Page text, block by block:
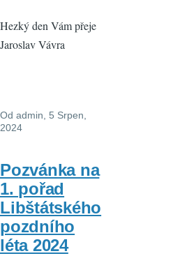
Hezký den Vám přeje
Jaroslav Vávra
Od admin, 5 Srpen,
2024
Pozvánka na
1. pořad
Libštátského
pozdního
léta 2024